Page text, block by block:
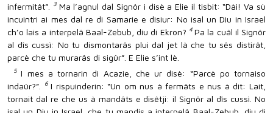
infermitât”.
3 Ma l’agnul dal Signôr i disè a Elie il tisbit: “Dài! Va sù
incuintri ai mes dal re di Samarie e disiur: No isal un Diu in Israel
ch’o lais a interpelâ Baal-Zebub, diu di Ekron? 4Pa la cuâl il Signôr
al dîs cussì: No tu dismontarâs plui dal jet là che tu sês distirât,
parcè che tu murarâs di sigûr”. E Elie s’int lè.
5I mes a tornarin di Acazie, che ur disè: “Parcè po tornaiso
indaûr?”.
6I rispuinderin: “Un om nus à fermâts e nus à dit: Lait,
tornait dal re che us à mandâts e disêtji: il Signôr al dîs cussì. No